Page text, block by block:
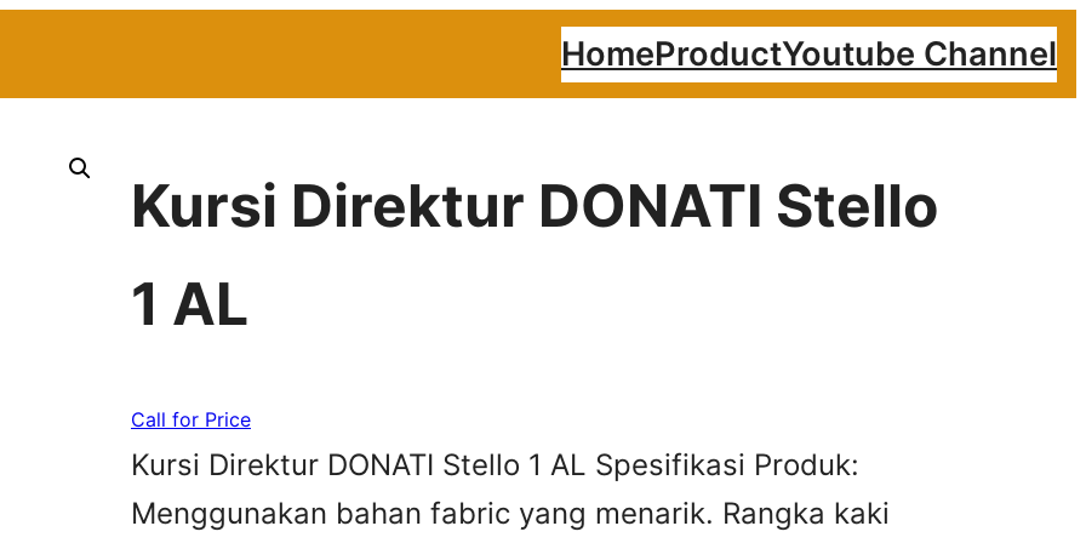
HomeProductYoutube Channel
Kursi Direktur DONATI Stello
1 AL
Call for Price
Kursi Direktur DONATI Stello 1 AL Spesifikasi Produk:
Menggunakan bahan fabric yang menarik. Rangka kaki